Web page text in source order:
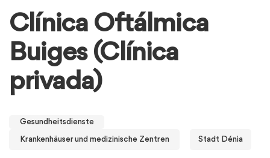
Clínica Oftálmica
Buiges (Clínica
privada)
Gesundheitsdienste
Krankenhäuser und medizinische Zentren Stadt Dénia